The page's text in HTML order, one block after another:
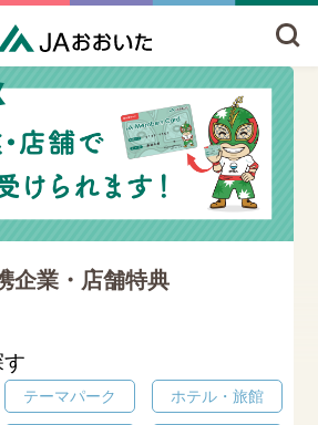
企業・店舗特典
テーマパーク ホテル・旅館